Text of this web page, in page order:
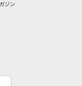
ジン